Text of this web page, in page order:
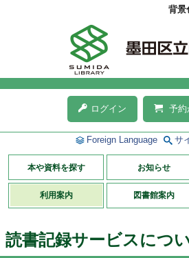
背景
ログイン 予約
Foreign Language サ
本や資料を探す お知らせ
利用案内 図書館案内
読書記録サービスにつ